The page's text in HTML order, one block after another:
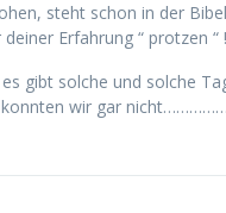
steht schon in der
Erfahrung “ protzen “
gibt solche und solche
konnten wir gar